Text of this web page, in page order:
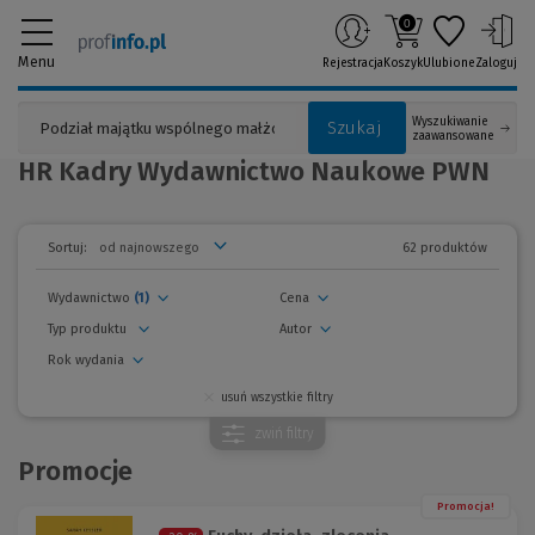
Menu
Szukaj
Wyszukiwanie
zaawansowane
Rejestracja
0
KoszykUlubioneZaloguj
HR Kadry Wydawnictwo Naukowe PWN
Sortuj: 62 produktów
Wydawnictwo (1)
Autor
Cena
Rok wydania
Typ produktu
usuń wszystkie filtry
zwiń filtry
Promocje
Promocja!